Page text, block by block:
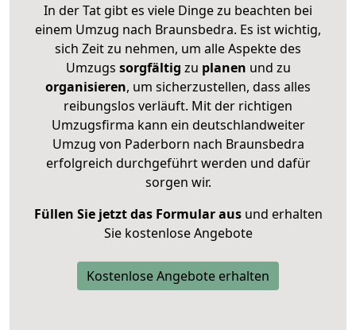
In der Tat gibt es viele Dinge zu beachten bei
einem Umzug nach Braunsbedra. Es ist wichtig,
sich Zeit zu nehmen, um alle Aspekte des
Umzugs sorgfältig zu planen und zu
organisieren, um sicherzustellen, dass alles
reibungslos verläuft. Mit der richtigen
Umzugsfirma kann ein deutschlandweiter
Umzug von Paderborn nach Braunsbedra
erfolgreich durchgeführt werden und dafür
sorgen wir.
Füllen Sie jetzt das Formular ausund erhalten
Sie kostenlose Angebote
Kostenlose Angebote erhalten